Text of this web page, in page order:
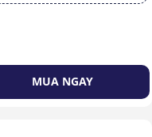
MUA NGAY